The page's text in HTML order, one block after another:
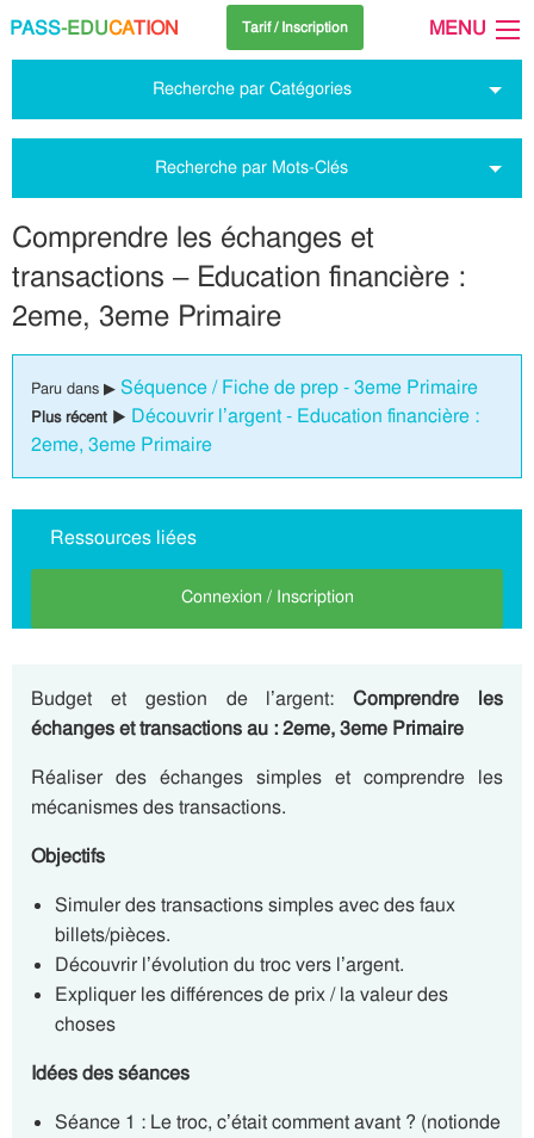
PASS-EDUCATION Tarif / Inscription MENU
Recherche par Catégories
Recherche par Mots-Clés
Comprendre les échanges et
transactions – Education financière :
2eme, 3eme Primaire
Paru dans ▶ Séquence / Fiche de prep - 3eme Primaire
Plus récent ▶ Découvrir l’argent - Education financière :
2eme, 3eme Primaire
Ressources liées
Connexion / Inscription
Budget et gestion de l’argent:Comprendre les
échanges et transactions au : 2eme, 3eme Primaire
Réaliser des échanges simples et comprendre les
mécanismes des transactions.
Objectifs
Simuler des transactions simples avec des faux
billets/pièces.
Découvrir l’évolution du troc vers l’argent.
Expliquer les différences de prix / la valeur des
choses
Idées des séances
Séance 1 : Le troc, c’était comment avant ? (notionde